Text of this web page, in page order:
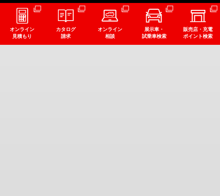
オンライン
見積もり
カタログ
請求
オンライン
相談
展示車・
試乗車検索
販売店・充電
ポイント検索